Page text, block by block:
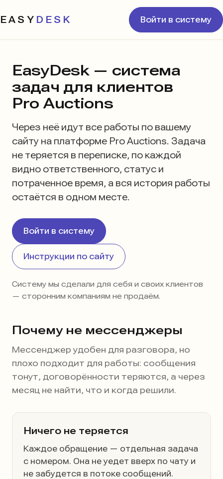
EASY DESK Войти в систему
EasyDesk — система
задач для клиентов
Pro Auctions
Через неё идут все работы по вашему
сайту на платформе Pro Auctions. Задача
не теряется в переписке, по каждой
видно ответственного, статус и
потраченное время, а вся история работы
остаётся в одном месте.
Войти в систему
Инструкции по сайту
Систему мы сделали для себя и своих клиентов
— сторонним компаниям не продаём.
Почему не мессенджеры
Мессенджер удобен для разговора, но
плохо подходит для работы: сообщения
тонут, договорённости теряются, а через
месяц не найти, что и когда решили.
Ничего не теряется
Каждое обращение — отдельная задача
с номером. Она не уедет вверх по чату и
не забудется в потоке сообщений.